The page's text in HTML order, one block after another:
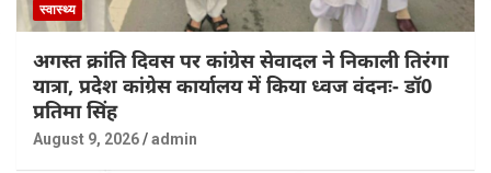
स्वास्थ्य
अगस्त क्रांति दिवस पर कांग्रेस सेवादल ने निकाली तिरंगा
यात्रा, प्रदेश कांग्रेस कार्यालय में किया ध्वज वंदनः- डॉ0
प्रतिमा सिंह
August 9, 2026 admin